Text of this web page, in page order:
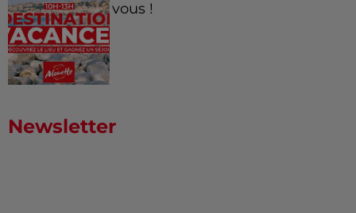
vous !
Newsletter